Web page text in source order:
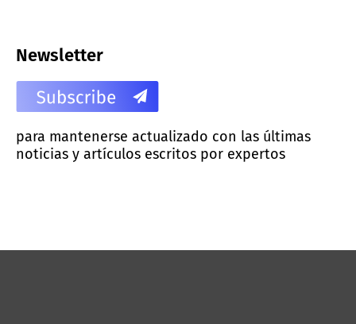
Newsletter
para mantenerse actualizado con las últimas
noticias y artículos escritos por expertos